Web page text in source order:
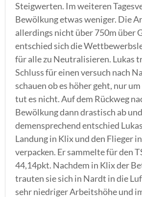
Steigwerten. Im weiteren
Bewölkung etwas weniger. Die
allerdings nicht über 750m über
entschied sich die
für alle zu Neutralisieren. Lukas
Schluss für einen versuch nach
schauen ob es höher geht, nur
tut es nicht. Auf dem Rückweg
Bewölkung dann drastisch ab und
demensprechend entschied
Landung in Klix und den Flieger
verpacken. Er sammelte für den
44,14pkt. Nachdem in Klix der
trauten sie sich in Nardt in die
sehr niedriger Arbeitshöhe und